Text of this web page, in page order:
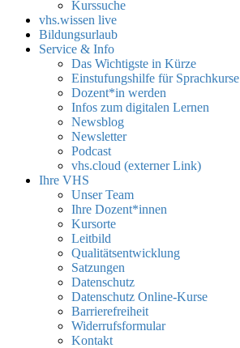
Kurssuche
vhs.wissen live
Bildungsurlaub
Service & Info
Das Wichtigste in Kürze
Einstufungshilfe für Sprachkurse
Dozent*in werden
Infos zum digitalen Lernen
Newsblog
Newsletter
Podcast
vhs.cloud (externer Link)
Ihre VHS
Unser Team
Ihre Dozent*innen
Kursorte
Leitbild
Qualitätsentwicklung
Satzungen
Datenschutz
Datenschutz Online-Kurse
Barrierefreiheit
Widerrufsformular
Kontakt